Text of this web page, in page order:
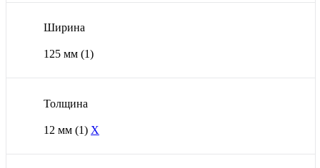
Ширина
125 мм (1)
Толщина
12 мм (1) X